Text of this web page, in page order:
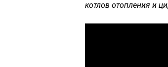
котлов отопления и